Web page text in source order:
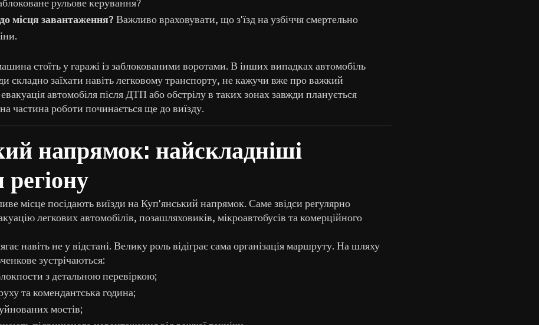
місця завантаження? Важливо враховувати, що з'їзд на узбіччя смертельно
стоїть у гаражі із заблокованими воротами. В інших випадках автомобіль
складно заїхати навіть легковому транспорту, не кажучи вже про важкий
автомобіля після ДТП або обстрілу в таких зонах завжди планується
частина роботи починається ще до виїзду.
напрямок: найскладніші
місце посідають виїзди на Куп'янський напрямок. Саме звідси регулярно
легкових автомобілів, позашляховиків, мікроавтобусів та комерційного
навіть не у відстані. Велику роль відіграє сама організація маршруту. На шляху
зустрічаються:
з детальною перевіркою;
та комендантська година;
мостів;